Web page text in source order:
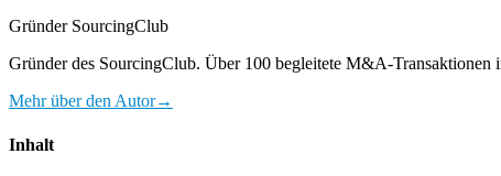
Gründer SourcingClub
Gründer des SourcingClub. Über 100 begleitete M&A-
Mehr über den Autor→
Inhalt